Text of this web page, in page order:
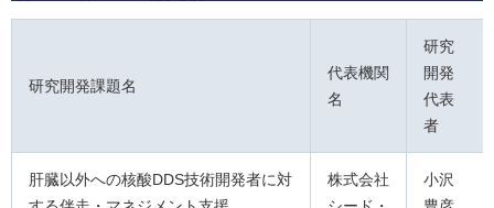
研究開発課題名
代表機関
名
研究
開発
代表
者
肝臓以外への核酸DDS技術開発者に対
株式会社
小沢